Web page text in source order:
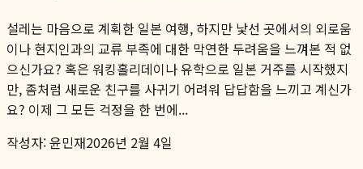
설레는 마음으로 계획한 일본 여행, 하지만 낯선 곳에서의 외로움
이나 현지인과의 교류 부족에 대한 막연한 두려움을 느껴본 적 없
으신가요? 혹은 워킹홀리데이나 유학으로 일본 거주를 시작했지
만, 좀처럼 새로운 친구를 사귀기 어려워 답답함을 느끼고 계신가
요? 이제 그 모든 걱정을 한 번에...
작성자:윤민재2026년 2월 4일